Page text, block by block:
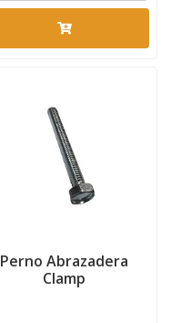
Perno Abrazadera
Clamp